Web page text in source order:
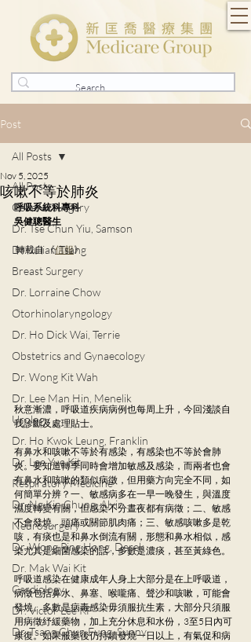
Post
All Posts
General Surgery
Dr. Tse Chun Yiu, Samson
Dr. Julian Tsang
Breast Surgery
Dr. Lorraine Chow
Otorhinolaryngology
Dr. Ho Dick Wai, Terrie
Obstetrics and Gynaecology
Dr. Wong Kit Wah
Dr. Lee Man Hin, Menelik
Urology
Dr. Ho Kwok Leung, Franklin
Dr. Lee Yue Kit
Respiratory Medicine
Dr. Ng Kin Chung, Alvin
Neurosurgery
Dr. Wong Ping Hong, Derek
Dr. Mak Wai Kit
Cardiology
Dr. Victor Lee KF
Dr. Tsang Chun Fung, Sunny
All Posts
咳嗽不等於肺炎
Nov 5, 2025
呼吸系統科專科
吳健聰醫生
轉載自 《信報》
秋意漸濃，呼吸道疾病病例也每周上升，今回淺談自
我診斷及處理貼士。
有鼻水和咳嗽不等於有感染，有感染也不等於會肺
炎。要知道轉季同時會增加敏感及感染，而兩者也會
有鼻水和咳嗽的類似病徵，但用藥方向完全不同，如
何簡單分辨？一、敏感病多在一早一晚發生，與溫度
濕度轉變有關，但感染不分晝夜都有病徵；二、敏感
不會發燒、頭痛或關節肌肉痛；三、敏感咳嗽多是乾
咳，有痰也是和鼻水倒流有關，形態和鼻水相似，感
染尤其是細菌感染的話，多數是濃痰，甚至黃綠色。
呼吸道感染在健康成年人身上大部分是在上呼吸道，
病徵包括鼻水、鼻塞、喉嚨痛、聲沙和咳嗽，可能會
發燒。多數是病毒感染毋須服抗生素，大部分只須服
用病徵紓緩藥物，加上充分休息和水份，3至5日內可
康復。如果服藥後仍持續發燒一日以上，有氣促和病